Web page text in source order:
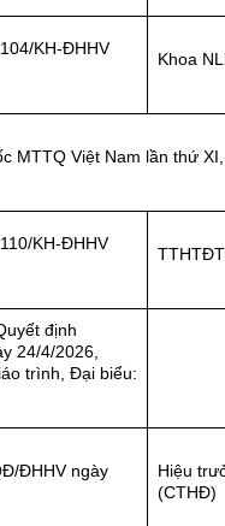
KH-ĐHHV
Khoa
MTTQ Việt Nam lần thứ
KH-ĐHHV
định
24/4/2026,
trình, Đại biểu:
ĐHHV ngày
Hiệu
(CTHĐ)